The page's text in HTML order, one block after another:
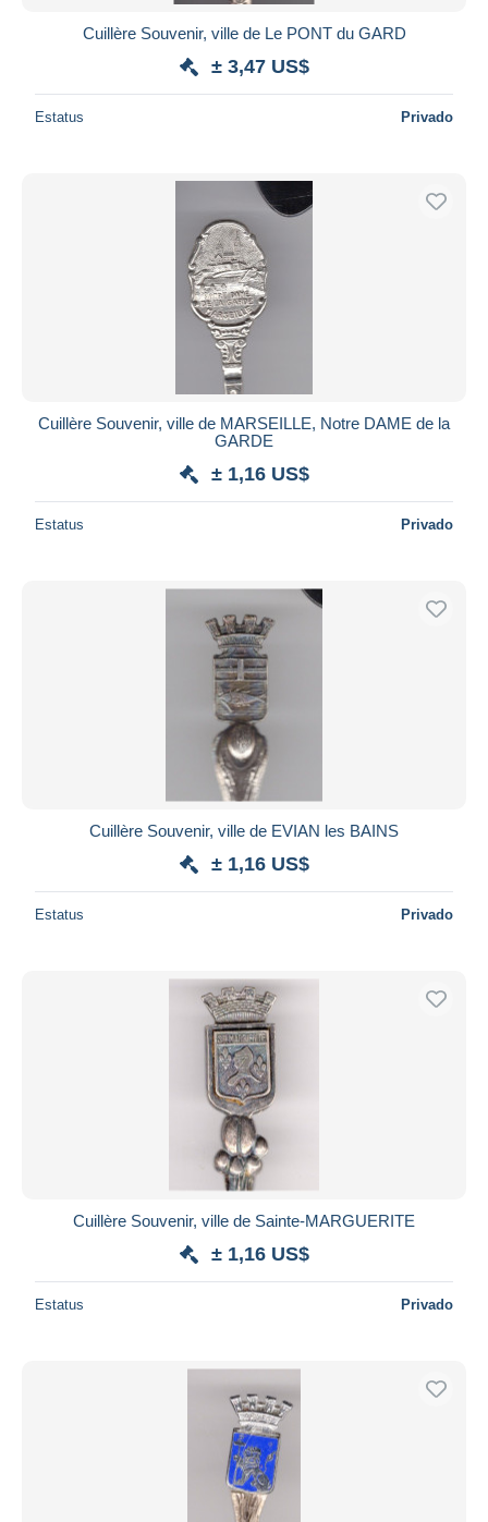
Cuillère Souvenir, ville de Le PONT du GARD
± 3,47 US$
Estatus Privado
Cuillère Souvenir, ville de MARSEILLE, Notre DAME de la
GARDE
± 1,16 US$
Estatus Privado
Cuillère Souvenir, ville de EVIAN les BAINS
± 1,16 US$
Estatus Privado
Cuillère Souvenir, ville de Sainte-MARGUERITE
± 1,16 US$
Estatus Privado